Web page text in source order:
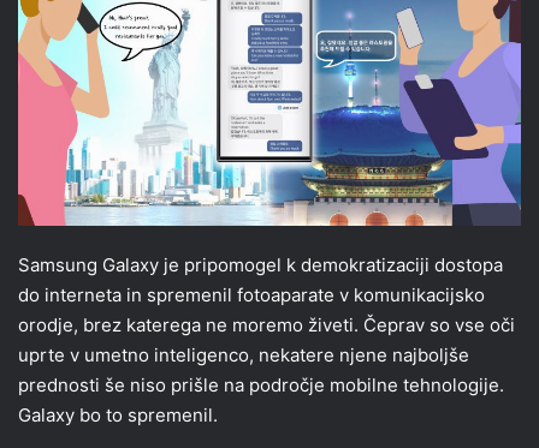
Samsung Galaxy je pripomogel k demokratizaciji dostopa
do interneta in spremenil fotoaparate v komunikacijsko
orodje, brez katerega ne moremo živeti. Čeprav so vse oči
uprte v umetno inteligenco, nekatere njene najboljše
prednosti še niso prišle na področje mobilne tehnologije.
Galaxy bo to spremenil.